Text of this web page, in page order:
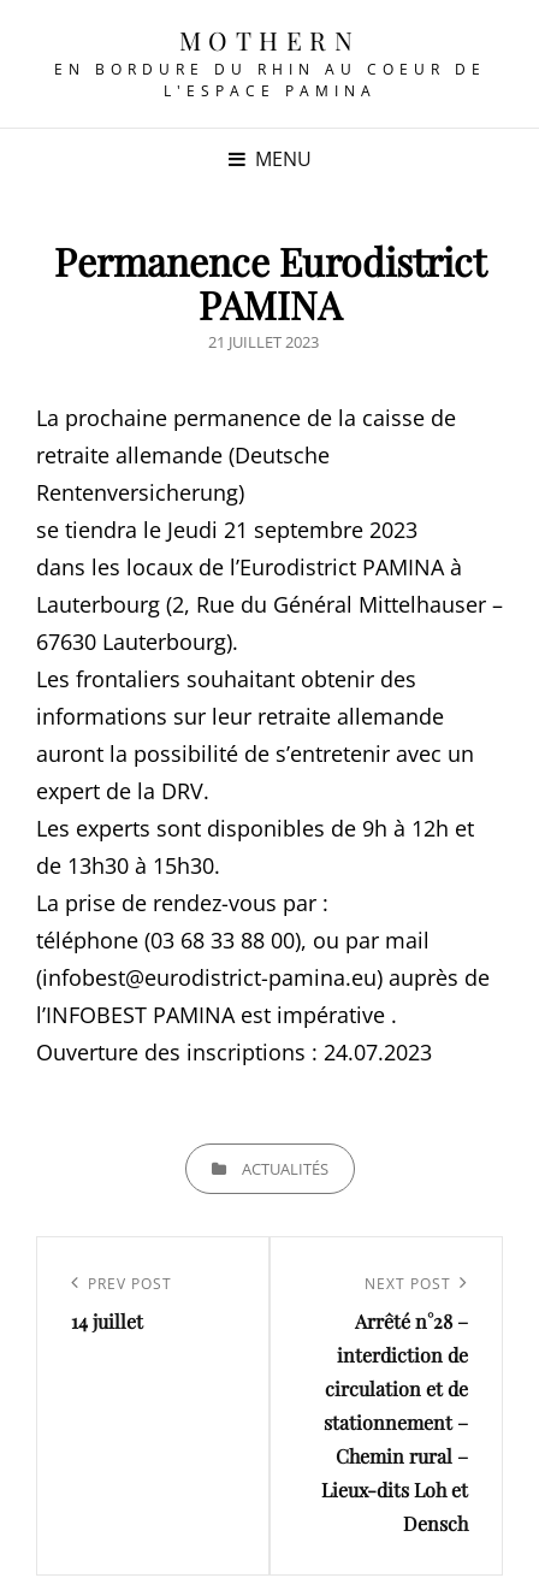
MOTHERN
EN BORDURE DU RHIN AU COEUR DE
L'ESPACE PAMINA
MENU
Permanence Eurodistrict
PAMINA
POSTED
21 JUILLET 2023
La prochaine permanence de la caisse de
retraite allemande (Deutsche
Rentenversicherung)
se tiendra le Jeudi 21 septembre 2023
dans les locaux de l’Eurodistrict PAMINA à
Lauterbourg (2, Rue du Général Mittelhauser –
67630 Lauterbourg).
Les frontaliers souhaitant obtenir des
informations sur leur retraite allemande
auront la possibilité de s’entretenir avec un
expert de la DRV.
Les experts sont disponibles de 9h à 12h et
de 13h30 à 15h30.
La prise de rendez-vous par :
téléphone (03 68 33 88 00), ou par mail
(infobest@eurodistrict-pamina.eu) auprès de
l’INFOBEST PAMINA est impérative .
Ouverture des inscriptions : 24.07.2023
CATEGORIESACTUALITÉS
l’article
Previous
Post
PREV POST
14 juillet
NEXT POST
Arrêté n°28 –
interdiction de
circulation et de
stationnement –
Chemin rural –
Lieux-dits Loh et
Densch